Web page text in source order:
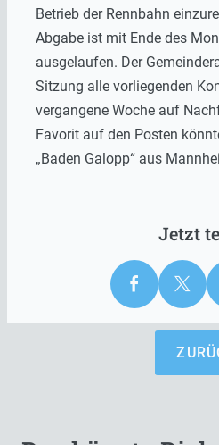
Betrieb der Rennbahn
Abgabe ist mit Ende des
ausgelaufen. Der
Sitzung alle vorliegenden
vergangene Woche auf
Favorit auf den Posten
„Baden Galopp“ aus